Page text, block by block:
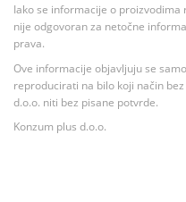
Iako se informacije o proizvodima
nije odgovoran za netočne
prava.
Ove informacije objavljuju se
reproducirati na bilo koji način
d.o.o. niti bez pisane potvrde.
Konzum plus d.o.o.